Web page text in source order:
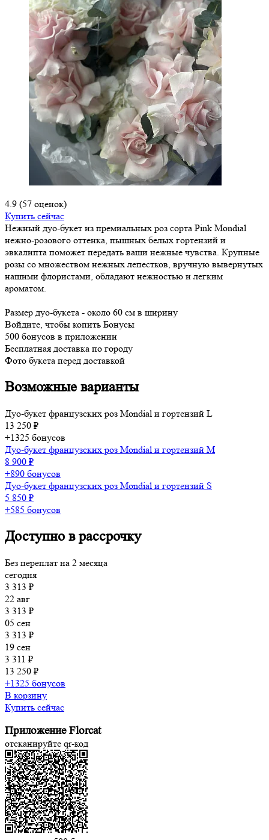
4.9 (57 оценок)
Купить сейчас
Нежный дуо-букет из премиальных роз сорта Pink Mondial
нежно-розового оттенка, пышных белых гортензий и
эвкалипта поможет передать ваши нежные чувства. Крупные
розы со множеством нежных лепестков, вручную вывернутых
нашими флористами, обладают нежностью и легким
ароматом.
Размер дуо-букета - около 60 см в ширину
Войдите, чтобы копить Бонусы
500 бонусов в приложении
Бесплатная доставка по городу
Фото букета перед доставкой
Возможные варианты
Дуо-букет французских роз Mondial и гортензий L
13 250 ₽
+1325 бонусов
Дуо-букет французских роз Mondial и гортензий M
8 900 ₽
+890 бонусов
Дуо-букет французских роз Mondial и гортензий S
5 850 ₽
+585 бонусов
Доступно в рассрочку
Без переплат на 2 месяца
сегодня
3 313 ₽
22 авг
3 313 ₽
05 сен
3 313 ₽
19 сен
3 311 ₽
13 250 ₽
+1325 бонусов
В корзину
Купить сейчас
Приложение Florcat
отсканируйте qr-код